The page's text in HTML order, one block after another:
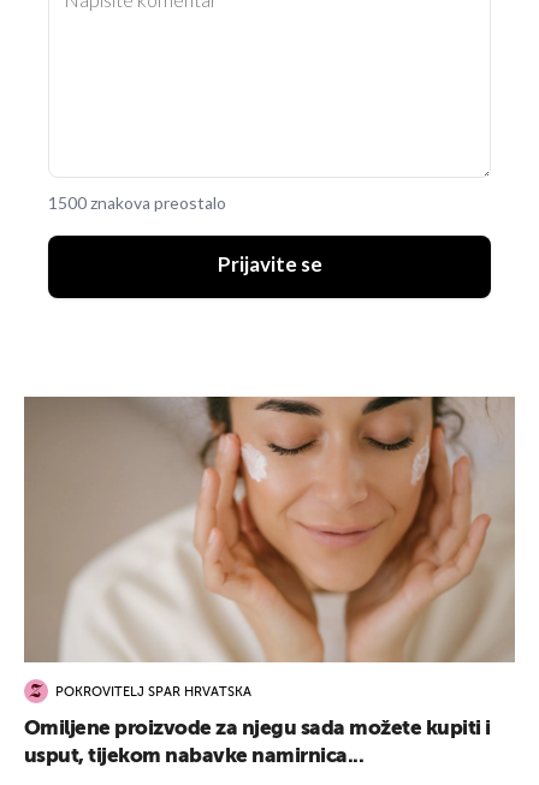
1500 znakova preostalo
Prijavite se
POKROVITELJ SPAR HRVATSKA
Omiljene proizvode za njegu sada možete kupiti i
usput, tijekom nabavke namirnica...